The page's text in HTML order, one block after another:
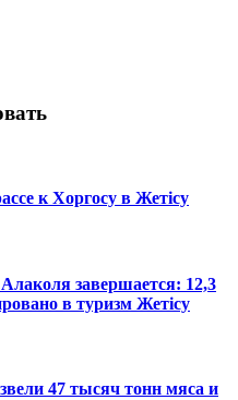
к Хоргосу в Жетісу
завершается: 12,3
в туризм Жетісу
47 тысяч тонн мяса и